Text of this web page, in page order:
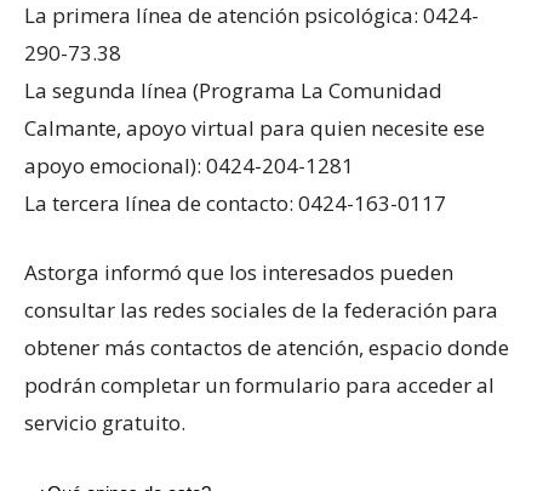
La primera línea de atención psicológica: 0424-
290-73.38
La segunda línea (Programa La Comunidad
Calmante, apoyo virtual para quien necesite ese
apoyo emocional): 0424-204-1281
La tercera línea de contacto: 0424-163-0117
Astorga informó que los interesados pueden
consultar las redes sociales de la federación para
obtener más contactos de atención, espacio donde
podrán completar un formulario para acceder al
servicio gratuito.